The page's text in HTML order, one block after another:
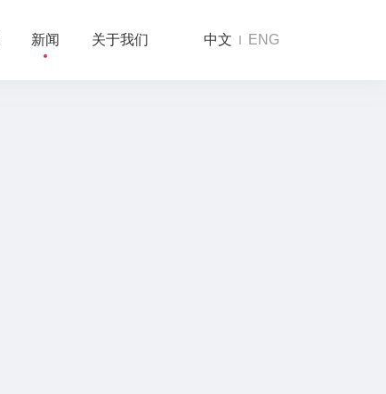
新闻 关于我们 中文 ENG